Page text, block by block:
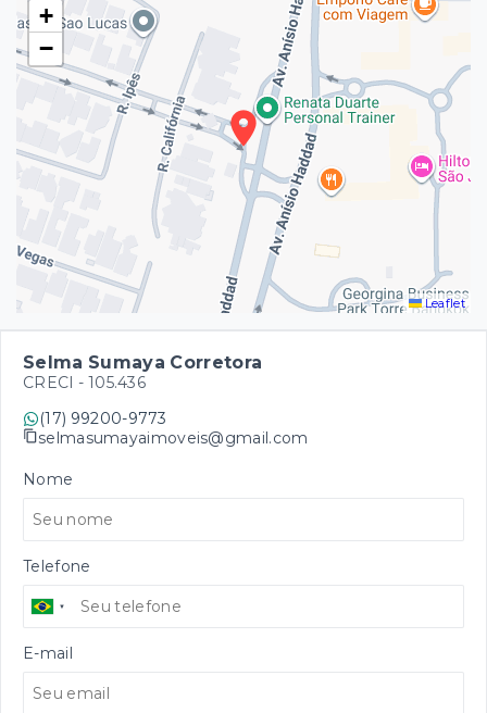
+
−
Leaflet
Selma Sumaya Corretora
CRECI - 105.436
(17) 99200-9773
selmasumayaimoveis@gmail.com
Nome
Telefone
E-mail